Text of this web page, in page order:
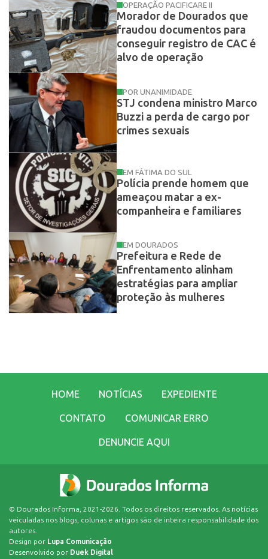
OPERAÇÃO PACIFICARE II
Morador de Dourados que
fraudou documentos para
conseguir registro de CAC é
alvo de operação
POR UNANIMIDADE
STJ condena ministro Marco
Buzzi a perda de cargo por
crimes sexuais
EM FÁTIMA DO SUL
Polícia prende homem que
ameaçou matar a ex-
companheira e familiares
EM DOURADOS
Prefeitura e Rede de
Enfrentamento alinham
estratégias para ampliar
proteção às mulheres
HOME NOTÍCIAS EXPEDIENTE
CONTATO COMUNICAR ERRO
DENUNCIE AQUI
© Dourados Informa, 2021-2026. Todos os direitos reservados. As notícias
veiculadas nos blogs, colunas e artigos são de inteira responsabilidade dos
autores.
Design por Lupa Comunicação
Desenvolvido por Duek Digital